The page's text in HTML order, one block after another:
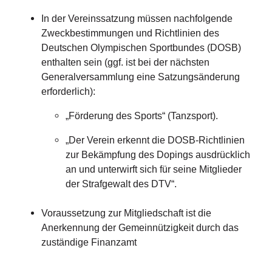
In der Vereinssatzung müssen nachfolgende
Zweckbestimmungen und Richtlinien des
Deutschen Olympischen Sportbundes (DOSB)
enthalten sein (ggf. ist bei der nächsten
Generalversammlung eine Satzungsänderung
erforderlich):
„Förderung des Sports“ (Tanzsport).
„Der Verein erkennt die DOSB-Richtlinien
zur Bekämpfung des Dopings ausdrücklich
an und unterwirft sich für seine Mitglieder
der Strafgewalt des DTV“.
Voraussetzung zur Mitgliedschaft ist die
Anerkennung der Gemeinnützigkeit durch das
zuständige Finanzamt